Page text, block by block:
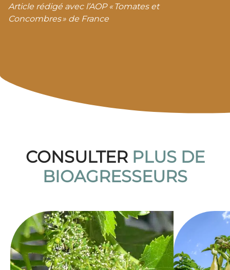
Article rédigé avec l’AOP « Tomates et
Concombres» de France
CONSULTER PLUS DE
BIOAGRESSEURS